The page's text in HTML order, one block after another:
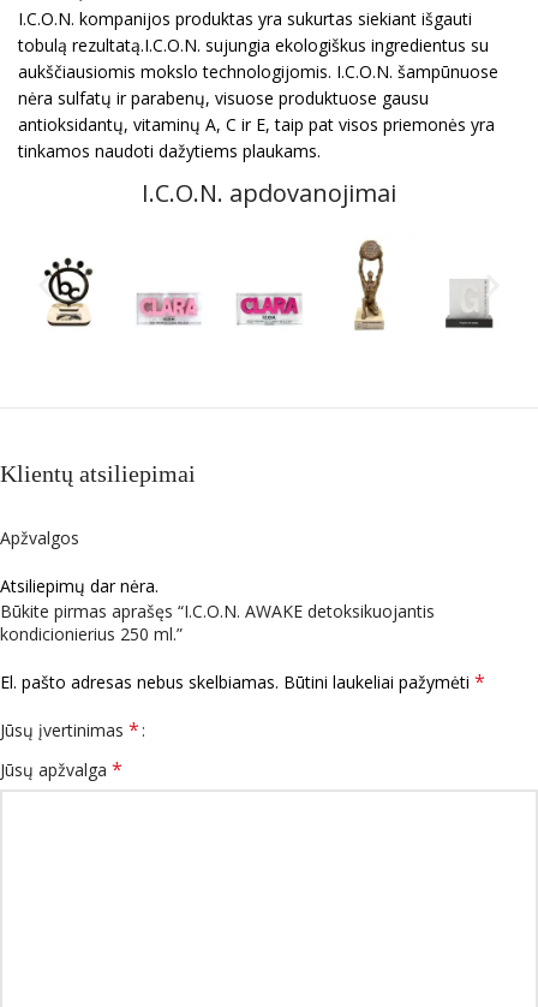
I.C.O.N. kompanijos produktas yra sukurtas siekiant išgauti
tobulą rezultatą.I.C.O.N. sujungia ekologiškus ingredientus su
aukščiausiomis mokslo technologijomis. I.C.O.N. šampūnuose
nėra sulfatų ir parabenų, visuose produktuose gausu
antioksidantų, vitaminų A, C ir E, taip pat visos priemonės yra
tinkamos naudoti dažytiems plaukams.
I.C.O.N. apdovanojimai
Klientų atsiliepimai
Apžvalgos
Atsiliepimų dar nėra.
Būkite pirmas aprašęs “I.C.O.N. AWAKE detoksikuojantis
kondicionierius 250 ml.”
El. pašto adresas nebus skelbiamas. Būtini laukeliai pažymėti *
Jūsų įvertinimas *
Jūsų apžvalga *